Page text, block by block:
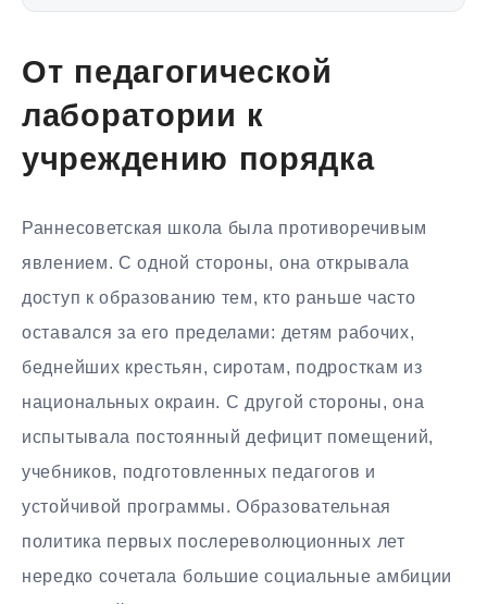
От педагогической
лаборатории к
учреждению порядка
Раннесоветская школа была противоречивым
явлением. С одной стороны, она открывала
доступ к образованию тем, кто раньше часто
оставался за его пределами: детям рабочих,
беднейших крестьян, сиротам, подросткам из
национальных окраин. С другой стороны, она
испытывала постоянный дефицит помещений,
учебников, подготовленных педагогов и
устойчивой программы. Образовательная
политика первых послереволюционных лет
нередко сочетала большие социальные амбиции